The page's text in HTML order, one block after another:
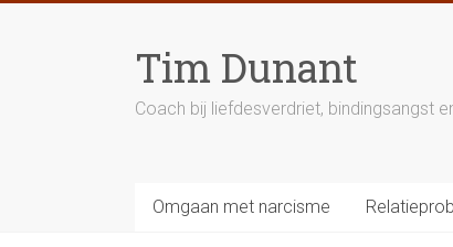
Tim Dunant
Coach bij liefdesverdriet, bindingsangst
Omgaan met narcisme